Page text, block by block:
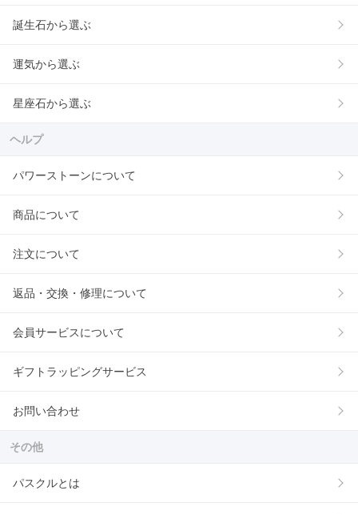
誕生石から選ぶ
運気から選ぶ
星座石から選ぶ
ヘルプ
パワーストーンについて
商品について
注文について
返品・交換・修理について
会員サービスについて
ギフトラッピングサービス
お問い合わせ
その他
パスクルとは